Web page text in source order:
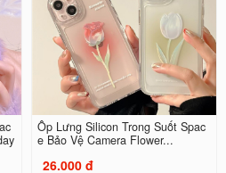
Ốp Lưng Silicon Trong Suốt Spac
e Bảo Vệ Camera Flower...
26.000 đ